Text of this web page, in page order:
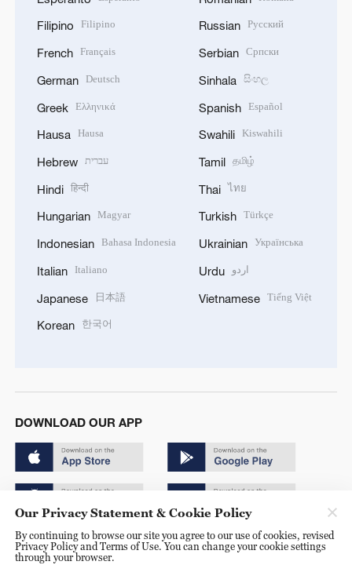
French Français
German Deutsch
Greek Ελληνικά
Hausa Hausa
Hebrew
Hindi
Hungarian
Indonesian Bahasa Indonesia
Italian Italiano
Japanese
Korean 한국어
Serbian Српски
Sinhala සිංහල
Spanish Español
Swahili Kiswahili
Tamil தமிழ்
Thai ไทย
Turkish Türkçe
Ukrainian Українська
Urdu اردو
Vietnamese
DOWNLOAD OUR APP
京ICP备20000184号
京公网安备 11010502050052号
Our Privacy Statement & Cookie Policy
By continuing to browse our site you agree to our use of cookies, revised
Privacy Policy and Terms of Use. You can change your cookie settings
through your browser.